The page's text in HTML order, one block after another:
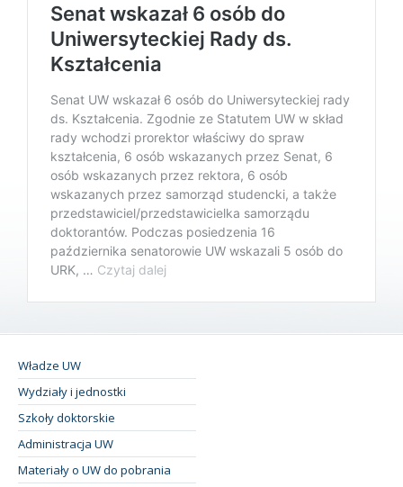
Władze UW
Wydziały i jednostki
Szkoły doktorskie
Administracja UW
Materiały o UW do pobrania